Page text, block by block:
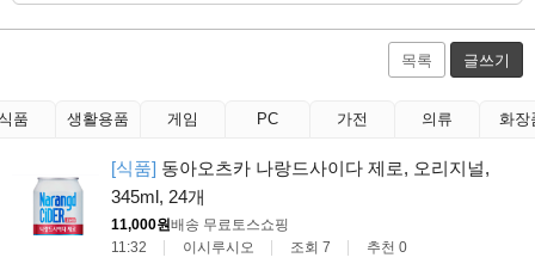
목록 글쓰기
품 생활용품 게임 PC 가전 의류 화장
[식품] 동아오츠카 나랑드사이다 제로, 오리지널,
345ml, 24개
11,000원배송 무료토스쇼핑
11:32
이시루시오 조회 7 추천 0